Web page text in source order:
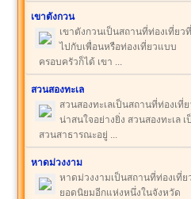
เขาตังกวน
เขาตังกวนเป็นสถานที่ท่องเที่ยว
ไปกับเพื่อนหรือท่องเที่ยวแบบ
ครอบครัวก็ได้ เขา ...
สวนสองทะเล
สวนสองทะเลเป็นสถานที่ท่องเที่
น่าสนใจอย่างยิ่ง สวนสองทะเล เ
สวนสาธารณะอยู่ ...
หาดม่วงงาม
หาดม่วงงามเป็นสถานที่ท่องเที่ย
ยอดนิยมอีกแห่งหนึ่งในจังหวัด